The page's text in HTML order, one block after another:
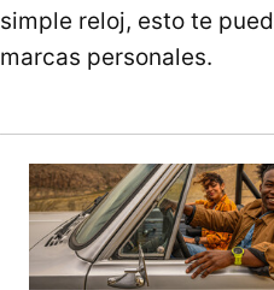
simple reloj, esto te
marcas personales.